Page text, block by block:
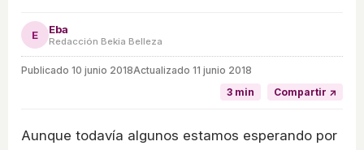
E Eba
Redacción Bekia Belleza
Publicado 10 junio 2018Actualizado 11 junio 2018
3 min
Compartir ↗
Aunque todavía algunos estamos esperando por